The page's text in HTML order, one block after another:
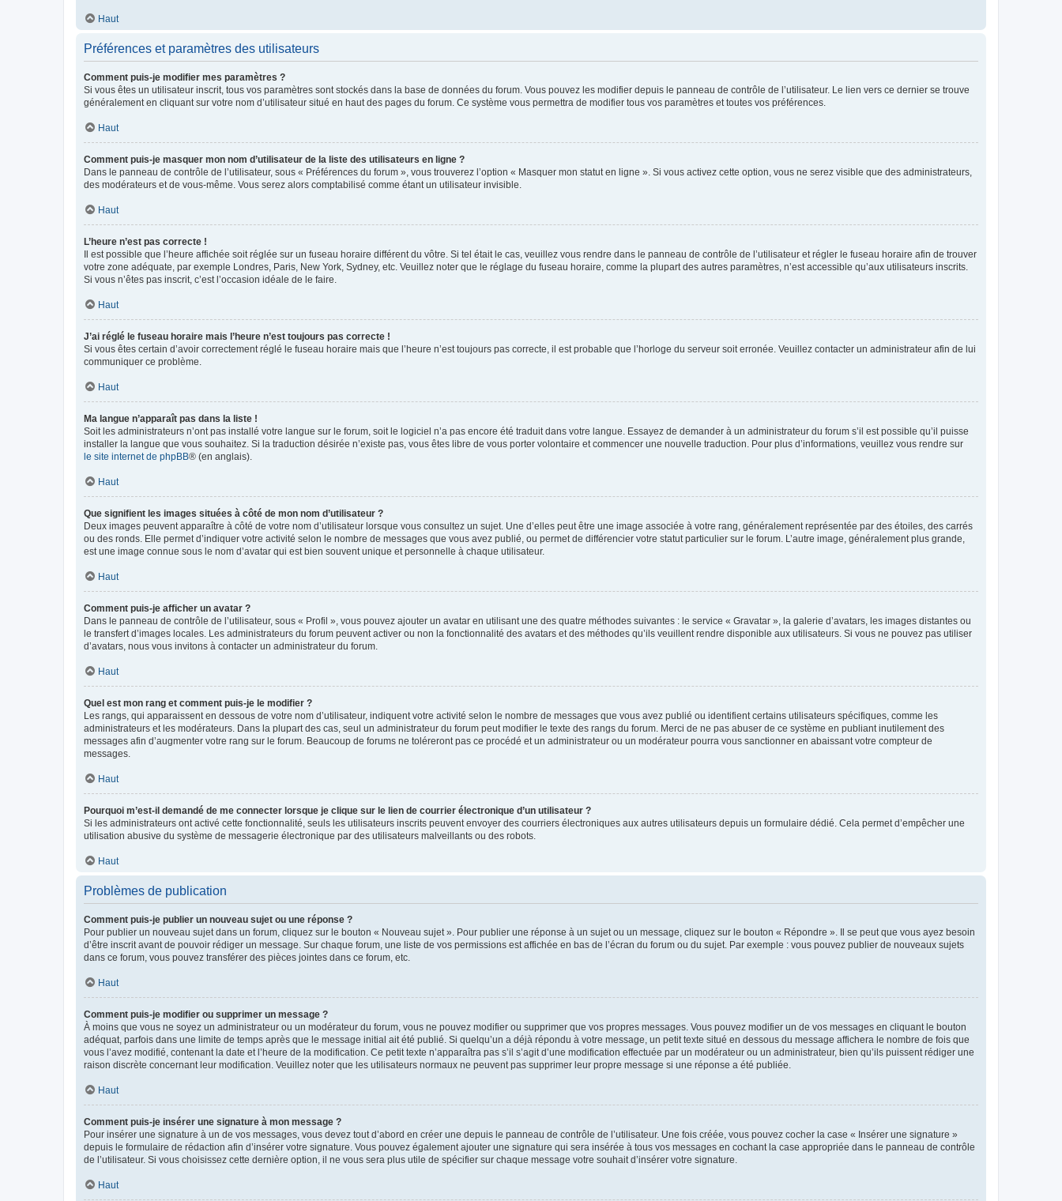
Haut
Préférences et paramètres des utilisateurs
Comment puis-je modifier mes paramètres ?
Si vous êtes un utilisateur inscrit, tous vos paramètres sont stockés dans la base de données du forum. Vous pouvez les modifier depuis le panneau de contrôle de l’utilisateur. Le lien vers ce dernier se trouve
généralement en cliquant sur votre nom d’utilisateur situé en haut des pages du forum. Ce système vous permettra de modifier tous vos paramètres et toutes vos préférences.
Haut
Comment puis-je masquer mon nom d’utilisateur de la liste des utilisateurs en ligne ?
Dans le panneau de contrôle de l’utilisateur, sous « Préférences du forum », vous trouverez l’option « Masquer mon statut en ligne ». Si vous activez cette option, vous ne serez visible que des administrateurs,
des modérateurs et de vous-même. Vous serez alors comptabilisé comme étant un utilisateur invisible.
Haut
L’heure n’est pas correcte !
Il est possible que l’heure affichée soit réglée sur un fuseau horaire différent du vôtre. Si tel était le cas, veuillez vous rendre dans le panneau de contrôle de l’utilisateur et régler le fuseau horaire afin de trouver
votre zone adéquate, par exemple Londres, Paris, New York, Sydney, etc. Veuillez noter que le réglage du fuseau horaire, comme la plupart des autres paramètres, n’est accessible qu’aux utilisateurs inscrits.
Si vous n’êtes pas inscrit, c’est l’occasion idéale de le faire.
Haut
J’ai réglé le fuseau horaire mais l’heure n’est toujours pas correcte !
Si vous êtes certain d’avoir correctement réglé le fuseau horaire mais que l’heure n’est toujours pas correcte, il est probable que l’horloge du serveur soit erronée. Veuillez contacter un administrateur afin de lui
communiquer ce problème.
Haut
Ma langue n’apparaît pas dans la liste !
Soit les administrateurs n’ont pas installé votre langue sur le forum, soit le logiciel n’a pas encore été traduit dans votre langue. Essayez de demander à un administrateur du forum s’il est possible qu’il puisse
installer la langue que vous souhaitez. Si la traduction désirée n’existe pas, vous êtes libre de vous porter volontaire et commencer une nouvelle traduction. Pour plus d’informations, veuillez vous rendre sur
le site internet de phpBB® (en anglais).
Haut
Que signifient les images situées à côté de mon nom d’utilisateur ?
Deux images peuvent apparaître à côté de votre nom d’utilisateur lorsque vous consultez un sujet. Une d’elles peut être une image associée à votre rang, généralement représentée par des étoiles, des carrés
ou des ronds. Elle permet d’indiquer votre activité selon le nombre de messages que vous avez publié, ou permet de différencier votre statut particulier sur le forum. L’autre image, généralement plus grande,
est une image connue sous le nom d’avatar qui est bien souvent unique et personnelle à chaque utilisateur.
Haut
Comment puis-je afficher un avatar ?
Dans le panneau de contrôle de l’utilisateur, sous « Profil », vous pouvez ajouter un avatar en utilisant une des quatre méthodes suivantes : le service « Gravatar », la galerie d’avatars, les images distantes ou
le transfert d’images locales. Les administrateurs du forum peuvent activer ou non la fonctionnalité des avatars et des méthodes qu’ils veuillent rendre disponible aux utilisateurs. Si vous ne pouvez pas utiliser
d’avatars, nous vous invitons à contacter un administrateur du forum.
Haut
Quel est mon rang et comment puis-je le modifier ?
Les rangs, qui apparaissent en dessous de votre nom d’utilisateur, indiquent votre activité selon le nombre de messages que vous avez publié ou identifient certains utilisateurs spécifiques, comme les
administrateurs et les modérateurs. Dans la plupart des cas, seul un administrateur du forum peut modifier le texte des rangs du forum. Merci de ne pas abuser de ce système en publiant inutilement des
messages afin d’augmenter votre rang sur le forum. Beaucoup de forums ne toléreront pas ce procédé et un administrateur ou un modérateur pourra vous sanctionner en abaissant votre compteur de
messages.
Haut
Pourquoi m’est-il demandé de me connecter lorsque je clique sur le lien de courrier électronique d’un utilisateur ?
Si les administrateurs ont activé cette fonctionnalité, seuls les utilisateurs inscrits peuvent envoyer des courriers électroniques aux autres utilisateurs depuis un formulaire dédié. Cela permet d’empêcher une
utilisation abusive du système de messagerie électronique par des utilisateurs malveillants ou des robots.
Haut
Problèmes de publication
Comment puis-je publier un nouveau sujet ou une réponse ?
Pour publier un nouveau sujet dans un forum, cliquez sur le bouton « Nouveau sujet ». Pour publier une réponse à un sujet ou un message, cliquez sur le bouton « Répondre ». Il se peut que vous ayez besoin
d’être inscrit avant de pouvoir rédiger un message. Sur chaque forum, une liste de vos permissions est affichée en bas de l’écran du forum ou du sujet. Par exemple : vous pouvez publier de nouveaux sujets
dans ce forum, vous pouvez transférer des pièces jointes dans ce forum, etc.
Haut
Comment puis-je modifier ou supprimer un message ?
À moins que vous ne soyez un administrateur ou un modérateur du forum, vous ne pouvez modifier ou supprimer que vos propres messages. Vous pouvez modifier un de vos messages en cliquant le bouton
adéquat, parfois dans une limite de temps après que le message initial ait été publié. Si quelqu’un a déjà répondu à votre message, un petit texte situé en dessous du message affichera le nombre de fois que
vous l’avez modifié, contenant la date et l’heure de la modification. Ce petit texte n’apparaîtra pas s’il s’agit d’une modification effectuée par un modérateur ou un administrateur, bien qu’ils puissent rédiger une
raison discrète concernant leur modification. Veuillez noter que les utilisateurs normaux ne peuvent pas supprimer leur propre message si une réponse a été publiée.
Haut
Comment puis-je insérer une signature à mon message ?
Pour insérer une signature à un de vos messages, vous devez tout d’abord en créer une depuis le panneau de contrôle de l’utilisateur. Une fois créée, vous pouvez cocher la case « Insérer une signature »
depuis le formulaire de rédaction afin d’insérer votre signature. Vous pouvez également ajouter une signature qui sera insérée à tous vos messages en cochant la case appropriée dans le panneau de contrôle
de l’utilisateur. Si vous choisissez cette dernière option, il ne vous sera plus utile de spécifier sur chaque message votre souhait d’insérer votre signature.
Haut